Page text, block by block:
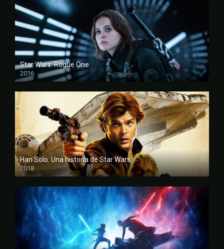
Star Wars: Rogue One
2016
FULL HD
Han Solo: Una historia de Star Wars
2018
FULL HD